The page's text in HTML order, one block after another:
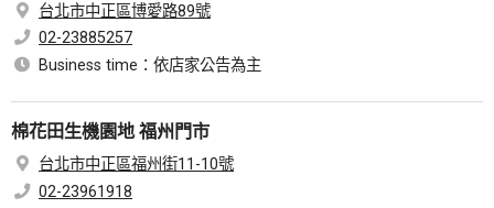
台北市中正區博愛路89號
02-23885257
Business time：依店家公告為主
棉花田生機園地 福州門市
台北市中正區福州街11-10號
02-23961918